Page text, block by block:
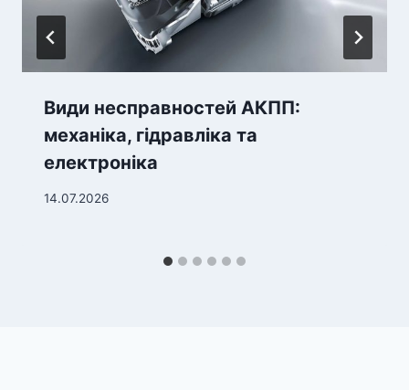
Види несправностей АКПП:
механіка, гідравліка та
електроніка
14.07.2026